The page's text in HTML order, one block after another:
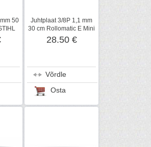
50
Juhtplaat 3/8P 1,1 mm
30 cm Rollomatic E Mini
z7, STIHL
28.50 €
Võrdle
Osta